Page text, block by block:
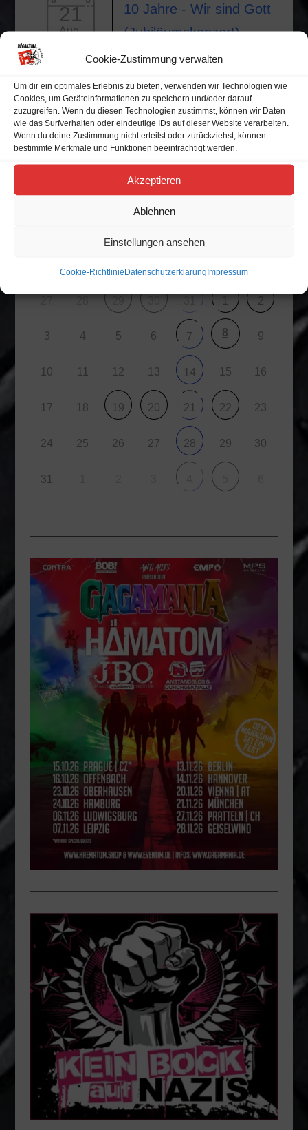
Cookie-Zustimmung verwalten
Um dir ein optimales Erlebnis zu bieten, verwenden wir Technologien wie
Cookies, um Geräteinformationen zu speichern und/oder darauf
zuzugreifen. Wenn du diesen Technologien zustimmst, können wir Daten
wie das Surfverhalten oder eindeutige IDs auf dieser Website verarbeiten.
Wenn du deine Zustimmung nicht erteilst oder zurückziehst, können
bestimmte Merkmale und Funktionen beeinträchtigt werden.
Akzeptieren
Ablehnen
Einstellungen ansehen
Cookie-RichtlinieDatenschutzerklärungImpressum
21
Aug.
10 Jahre - Wir sind Gott
(Jubiläumskonzert)
21 Aug. 26
Veranstaltungskalender
27 28 29 30 31 1 2
3 4 5 6 7 8 9
10 11 12 13 14 15 16
17 18 19 20 21 22 23
24 25 26 27 28 29 30
31